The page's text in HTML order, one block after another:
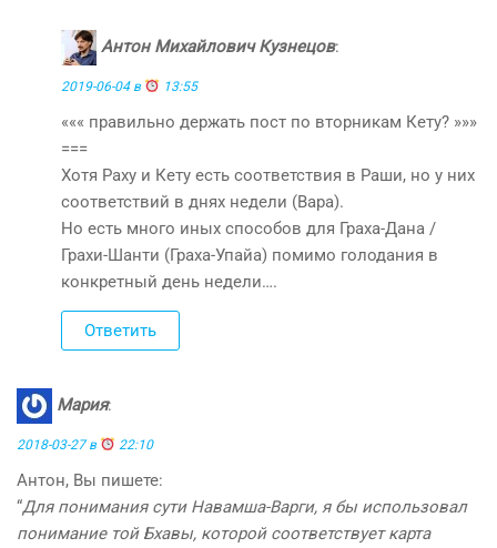
Антон Михайлович Кузнецов:
2019-06-04 в 13:55
««« правильно держать пост по вторникам Кету? »»»
===
Хотя Раху и Кету есть соответствия в Раши, но у них
соответствий в днях недели (Вара).
Но есть много иных способов для Граха-Дана /
Грахи-Шанти (Граха-Упайа) помимо голодания в
конкретный день недели….
Ответить
Мария:
2018-03-27 в 22:10
Антон, Вы пишете:
“Для понимания сути Навамша-Варги, я бы использовал
понимание той Бхавы, которой соответствует карта